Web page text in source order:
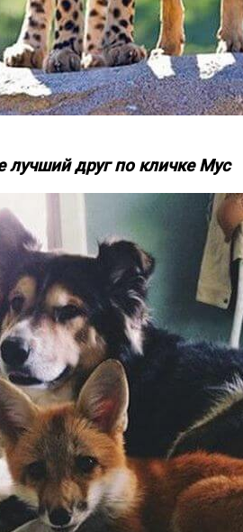
лучший друг по кличке Мус